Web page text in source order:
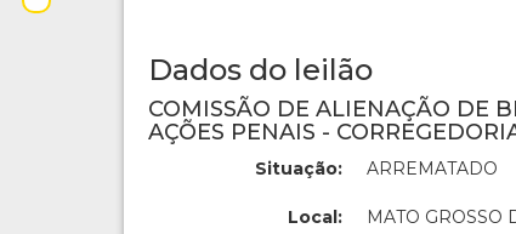
Dados do leilão
COMISSÃO DE ALIENAÇÃO DE
AÇÕES PENAIS -
Situação: ARREMATADO
Local: MATO GROSSO